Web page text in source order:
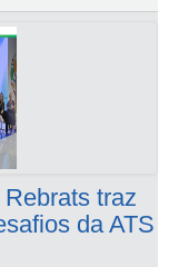
traz
da ATS